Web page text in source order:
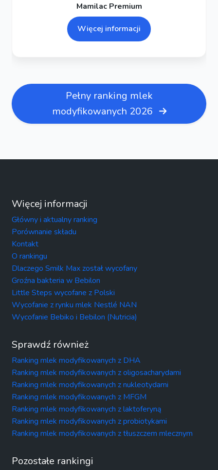
Mamilac Premium
Więcej informacji
Pełny ranking mlek
modyfikowanych 2026
Więcej informacji
Główny i aktualny ranking
Porównanie składu
Kontakt
O rankingu
Dlaczego Smilk Max został wycofany
Groźna bakteria w Bebilon
Little Steps wycofane z Polski
Wycofanie z rynku mlek Nestlé NAN
Wycofanie Bebiko i Bebilon (Nutricia)
Sprawdź również
Ranking mlek modyfikowanych z DHA
Ranking mlek modyfikowanych z oligosacharydami
Ranking mlek modyfikowanych z nukleotydami
Ranking mlek modyfikowanych z MFGM
Ranking mlek modyfikowanych z laktoferyną
Ranking mlek modyfikowanych z probiotykami
Ranking mlek modyfikowanych z tłuszczem mlecznym
Pozostałe rankingi